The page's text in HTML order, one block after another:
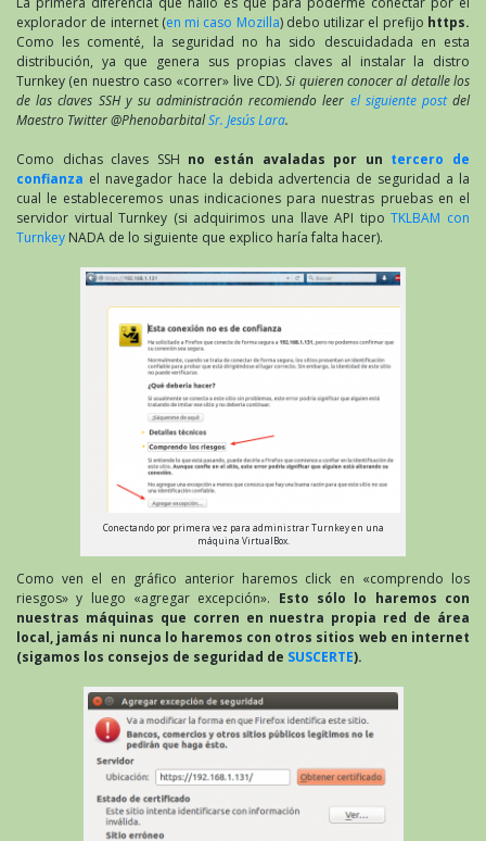
explorador de internet (en mi caso Mozilla) debo utilizar el prefijo https.
Como les comenté, la seguridad no ha sido descuidadada en esta
distribución, ya que genera sus propias claves al instalar la distro
Turnkey (en nuestro caso «correr» live CD).Si quieren conocer al detalle los
de las claves SSH y su administración recomiendo leer el siguiente postdel
Maestro Twitter @PhenobarbitalSr. Jesús Lara.
Como dichas claves SSH no están avaladas por un tercero de
confianza el navegador hace la debida advertencia de seguridad a la
cual le estableceremos unas indicaciones para nuestras pruebas en el
servidor virtual Turnkey (si adquirimos una llave API tipoTKLBAM con
Turnkey NADA de lo siguiente que explico haría falta hacer).
Conectando por primera vez para administrar Turnkey en una
máquina VirtualBox.
Como ven el en gráfico anterior haremos click en «comprendo los
riesgos» y luego «agregar excepción». Esto sólo lo haremos con
nuestras máquinas que corren en nuestra propia red de área
local, jamás ni nunca lo haremos con otros sitios web en internet
(sigamos los consejos de seguridad de SUSCERTE).